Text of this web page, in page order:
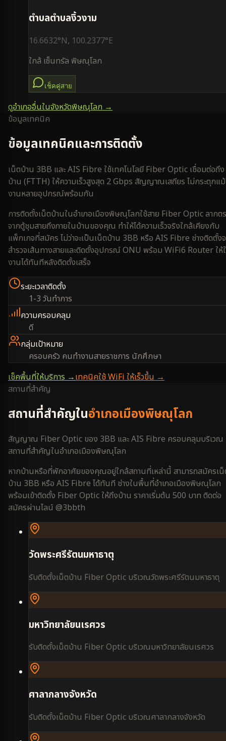
ตำบลตำบลงิ้วงาม
16.6632°N, 100.2377°E
ใกล้ เซ็นทรัล พิษณุโลก
เช็คคู่สาย
ดูอำเภออื่นในจังหวัดพิษณุโลก→
ข้อมูลเทคนิค
ข้อมูลเทคนิคและการติดตั้ง
เน็ตบ้าน 3BB และ AIS Fibre ใช้เทคโนโลยี Fiber Optic เชื่อมต่อถึง
บ้าน (FTTH) ให้ความเร็วสูงสุด 2 Gbps สัญญาณเสถียร ไม่กระตุกแ
งานหลายอุปกรณ์พร้อมกัน
การติดตั้งเน็ตบ้านในอำเภอเมืองพิษณุโลกใช้สาย Fiber Optic ลากต
จากตู้ชุมสายถึงภายในบ้านของคุณ ทำให้ได้ความเร็วจริงใกล้เคียงกับ
แพ็กเกจที่สมัคร ไม่ว่าจะเป็นเน็ตบ้าน 3BB หรือ AIS Fibre ช่างติดตั้ง
สำรวจเส้นทางสายและติดตั้งอุปกรณ์ ONU พร้อม WiFi6 Router ให้
งานได้ทันทีหลังติดตั้งเสร็จ
ระยะเวลาติดตั้ง
1-3 วันทำการ
ความครอบคลุม
ดี
กลุ่มเป้าหมาย
ครอบครัว คนทำงานสายราชการ นักศึกษา
เช็คพื้นที่ให้บริการ →เทคนิคใช้ WiFi ให้เร็วขึ้น →
สถานที่สำคัญ
สถานที่สำคัญในอำเภอเมืองพิษณุโลก
สัญญาณ Fiber Optic ของ 3BB และ AIS Fibre ครอบคลุมบริเวณ
สถานที่สำคัญในอำเภอเมืองพิษณุโลก
หากบ้านหรือที่พักอาศัยของคุณอยู่ใกล้สถานที่เหล่านี้ สามารถสมัครเ
บ้าน 3BB หรือ AIS Fibre ได้ทันที ช่างในพื้นที่อำเภอเมืองพิษณุโลก
พร้อมเข้าติดตั้ง Fiber Optic ให้ถึงบ้าน ราคาเริ่มต้น 500 บาท ติดต่อ
สมัครผ่านไลน์ @3bbth
วัดพระศรีรัตนมหาธาตุ
รับติดตั้งเน็ตบ้าน Fiber Optic บริเวณวัดพระศรีรัตนมหาธาตุ
มหาวิทยาลัยนเรศวร
รับติดตั้งเน็ตบ้าน Fiber Optic บริเวณมหาวิทยาลัยนเรศวร
ศาลากลางจังหวัด
รับติดตั้งเน็ตบ้าน Fiber Optic บริเวณศาลากลางจังหวัด